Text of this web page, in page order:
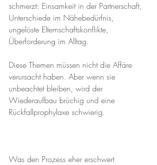
schmerzt: Einsamkeit in der Partnerschaft,
Unterschiede im Nähebedürfnis,
ungelöste Elternschaftskonflikte,
Überforderung im Alltag.
Diese Themen müssen nicht die Affäre
verursacht haben. Aber wenn sie
unbeachtet bleiben, wird der
Wiederaufbau brüchig und eine
Rückfallprophylaxe schwierig.
Was den Prozess eher erschwert